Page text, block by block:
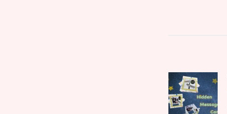
文
章
導
Parent
post: